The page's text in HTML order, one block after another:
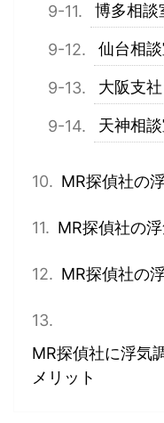
博多相談
仙台相
大阪支社
天神相
MR探偵社の
MR探偵社の
MR探偵社の
MR探偵社に浮気
メリット